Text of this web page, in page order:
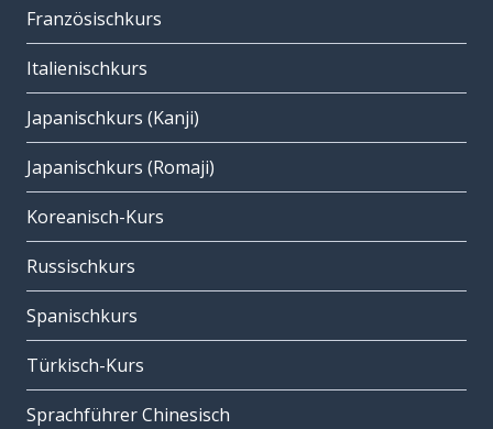
Französischkurs
Italienischkurs
Japanischkurs (Kanji)
Japanischkurs (Romaji)
Koreanisch-Kurs
Russischkurs
Spanischkurs
Türkisch-Kurs
Sprachführer Chinesisch